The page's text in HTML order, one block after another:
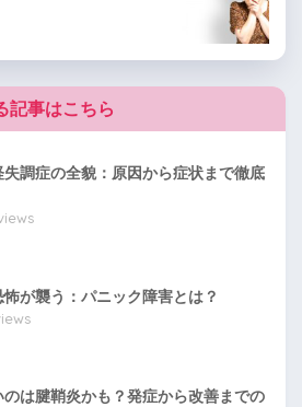
記事はこちら
失調症の全貌：原因から症状まで徹底
怖が襲う：パニック障害とは？
のは腱鞘炎かも？発症から改善までの